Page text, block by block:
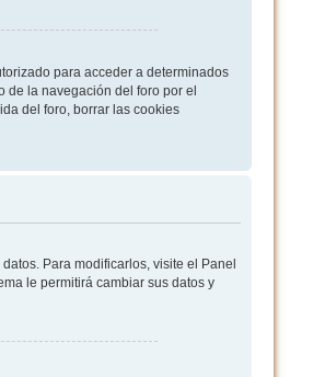
para acceder a determinados
de la navegación del foro por el
del foro, borrar las cookies
Para modificarlos, visite el Panel
le permitirá cambiar sus datos y